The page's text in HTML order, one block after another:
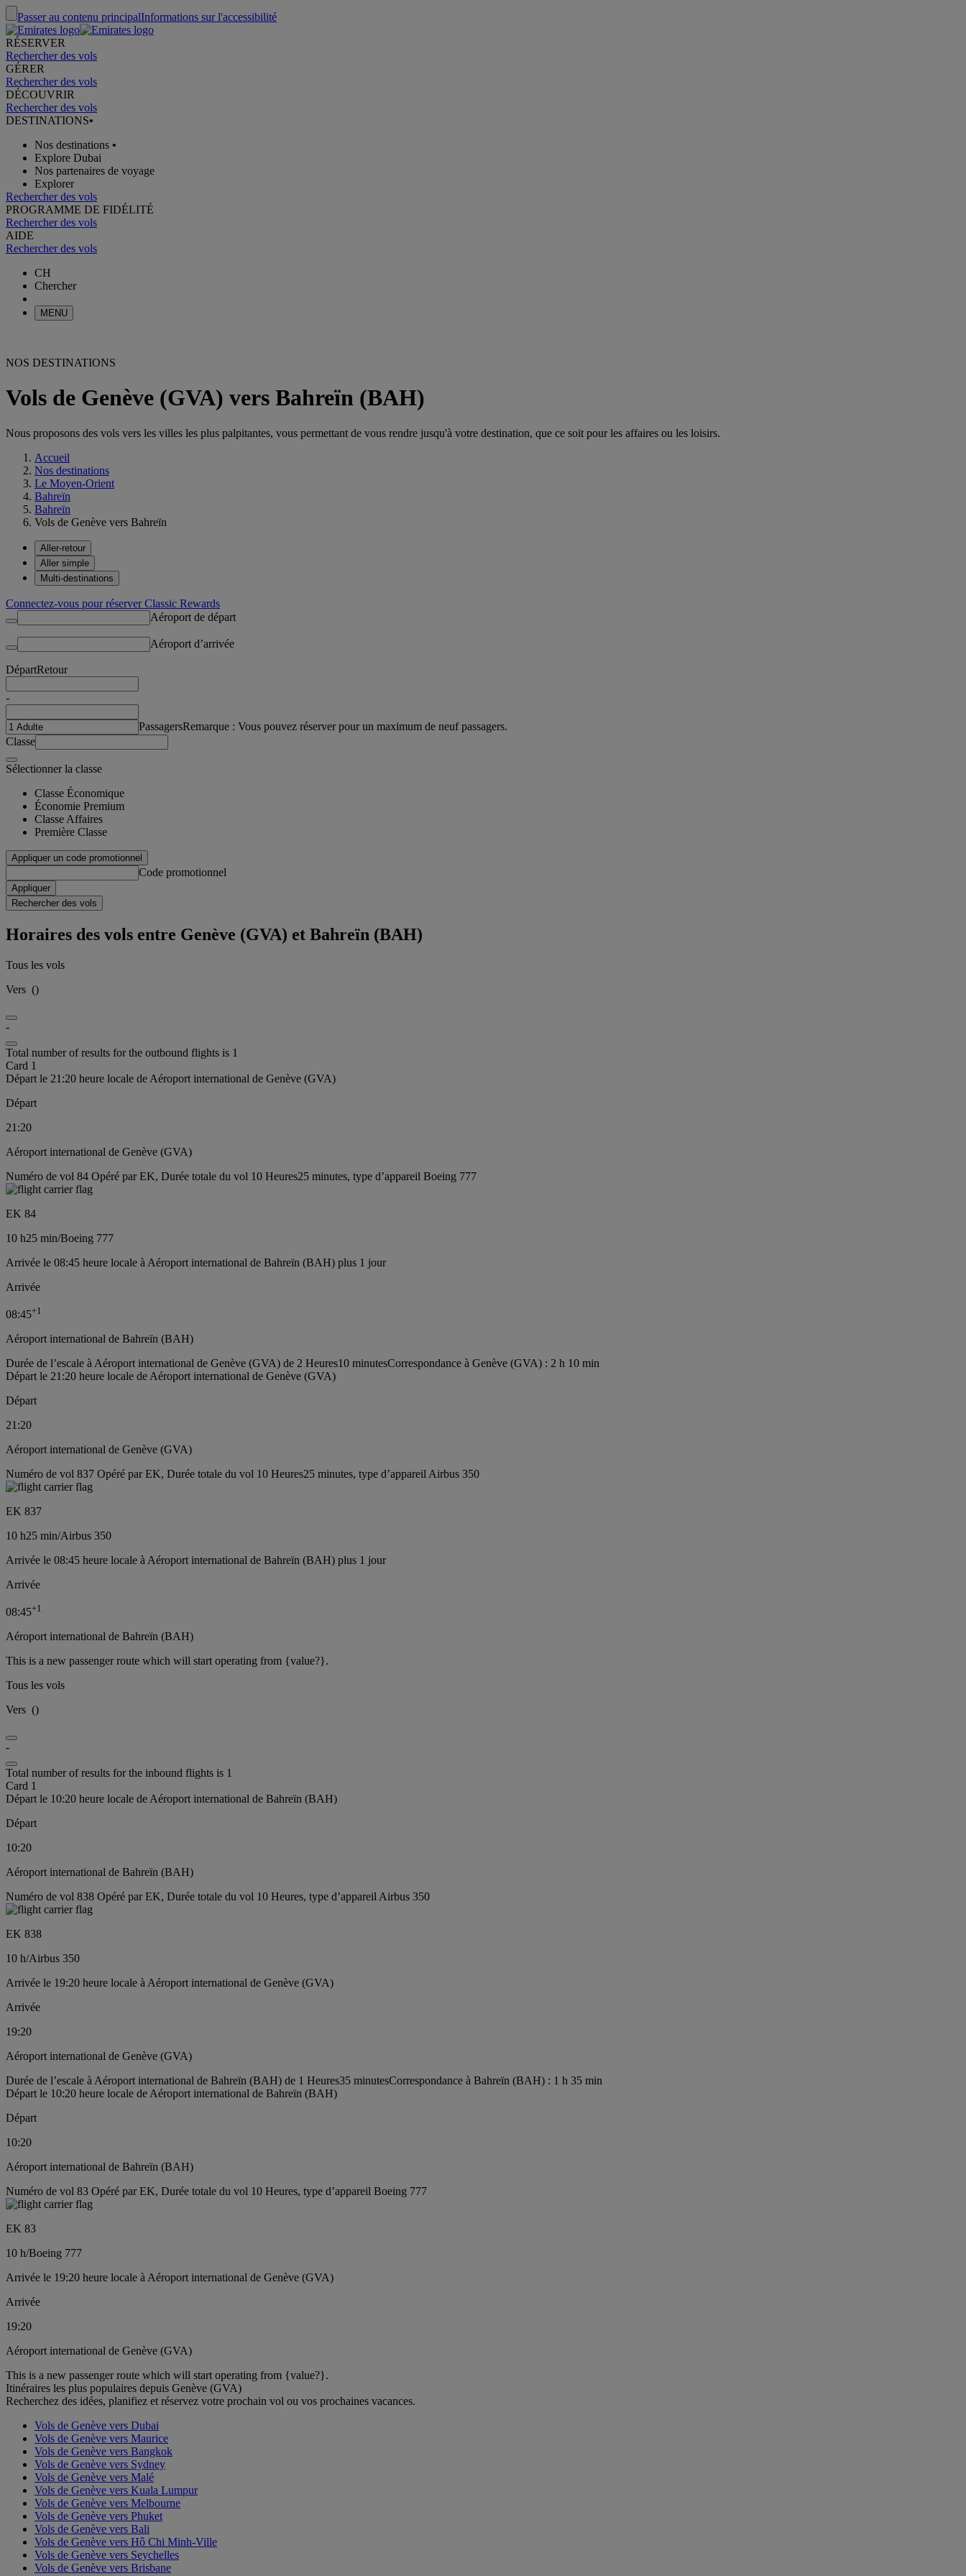
Passer au contenu principalInformations sur l'accessibilité
RÉSERVER
Rechercher des vols
GÉRER
Rechercher des vols
DÉCOUVRIR
Rechercher des vols
DESTINATIONS•
Nos destinations •
Explore Dubai
Nos partenaires de voyage
Explorer
Rechercher des vols
PROGRAMME DE FIDÉLITÉ
Rechercher des vols
AIDE
Rechercher des vols
CH
Chercher
MENU
NOS DESTINATIONS
Vols de Genève (GVA) vers Bahreïn (BAH)
Nous proposons des vols vers les villes les plus palpitantes, vous permettant de vous rendre jusqu'à votre destination, que ce soit pour les affaires ou les loisirs.
Accueil
Nos destinations
Le Moyen-Orient
Bahreïn
Bahreïn
Vols de Genève vers Bahreïn
Aller-retour
Aller simple
Multi-destinations
Connectez-vous pour réserver Classic Rewards
Aéroport de départ
Aéroport d’arrivée
DépartRetour
-
PassagersRemarque : Vous pouvez réserver pour un maximum de neuf passagers.
Classe
Sélectionner la classe
Classe Économique
Économie Premium
Classe Affaires
Première Classe
Appliquer un code promotionnel
Code promotionnel
Appliquer
Rechercher des vols
Horaires des vols entre Genève (GVA) et Bahreïn (BAH)
Tous les vols
Vers ()
-
Total number of results for the outbound flights is 1
Card 1
Départ le 21:20 heure locale de Aéroport international de Genève (GVA)
Départ
21:20
Aéroport international de Genève (GVA)
Numéro de vol 84 Opéré par EK, Durée totale du vol 10 Heures25 minutes, type d’appareil Boeing 777
EK 84
10 h25 min/Boeing 777
Arrivée le 08:45 heure locale à Aéroport international de Bahreïn (BAH) plus 1 jour
Arrivée
08:45+1
Aéroport international de Bahreïn (BAH)
Durée de l’escale à Aéroport international de Genève (GVA) de 2 Heures10 minutesCorrespondance à Genève (GVA) : 2 h 10 min
Départ le 21:20 heure locale de Aéroport international de Genève (GVA)
Départ
21:20
Aéroport international de Genève (GVA)
Numéro de vol 837 Opéré par EK, Durée totale du vol 10 Heures25 minutes, type d’appareil Airbus 350
EK 837
10 h25 min/Airbus 350
Arrivée le 08:45 heure locale à Aéroport international de Bahreïn (BAH) plus 1 jour
Arrivée
08:45+1
Aéroport international de Bahreïn (BAH)
This is a new passenger route which will start operating from {value?}.
Tous les vols
Vers ()
-
Total number of results for the inbound flights is 1
Card 1
Départ le 10:20 heure locale de Aéroport international de Bahreïn (BAH)
Départ
10:20
Aéroport international de Bahreïn (BAH)
Numéro de vol 838 Opéré par EK, Durée totale du vol 10 Heures, type d’appareil Airbus 350
EK 838
10 h/Airbus 350
Arrivée le 19:20 heure locale à Aéroport international de Genève (GVA)
Arrivée
19:20
Aéroport international de Genève (GVA)
Durée de l’escale à Aéroport international de Bahreïn (BAH) de 1 Heures35 minutesCorrespondance à Bahreïn (BAH) : 1 h 35 min
Départ le 10:20 heure locale de Aéroport international de Bahreïn (BAH)
Départ
10:20
Aéroport international de Bahreïn (BAH)
Numéro de vol 83 Opéré par EK, Durée totale du vol 10 Heures, type d’appareil Boeing 777
EK 83
10 h/Boeing 777
Arrivée le 19:20 heure locale à Aéroport international de Genève (GVA)
Arrivée
19:20
Aéroport international de Genève (GVA)
This is a new passenger route which will start operating from {value?}.
Itinéraires les plus populaires depuis Genève (GVA)
Recherchez des idées, planifiez et réservez votre prochain vol ou vos prochaines vacances.
Vols de Genève vers Dubai
Vols de Genève vers Maurice
Vols de Genève vers Bangkok
Vols de Genève vers Sydney
Vols de Genève vers Malé
Vols de Genève vers Kuala Lumpur
Vols de Genève vers Melbourne
Vols de Genève vers Phuket
Vols de Genève vers Bali
Vols de Genève vers Hô Chi Minh-Ville
Vols de Genève vers Seychelles
Vols de Genève vers Brisbane